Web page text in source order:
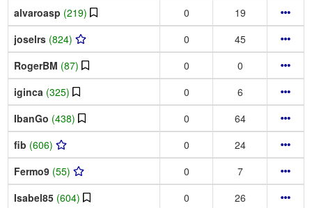
alvaroasp (219) 0
19
joselrs (824) 0
45
RogerBM (87) 0
0
iginca (325) 0
6
IbanGo (438) 0
64
fib (606) 0
24
Fermo9 (55) 0
7
Isabel85 (604) 0
26